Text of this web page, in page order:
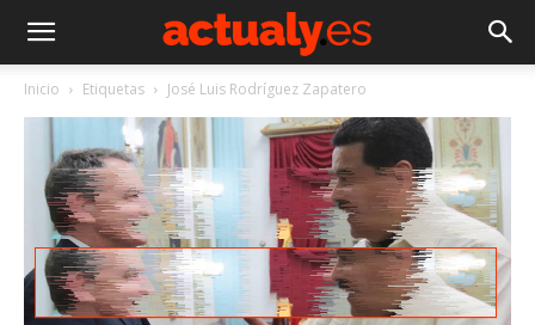
Inicio Etiquetas José Luis Rodríguez Zapatero